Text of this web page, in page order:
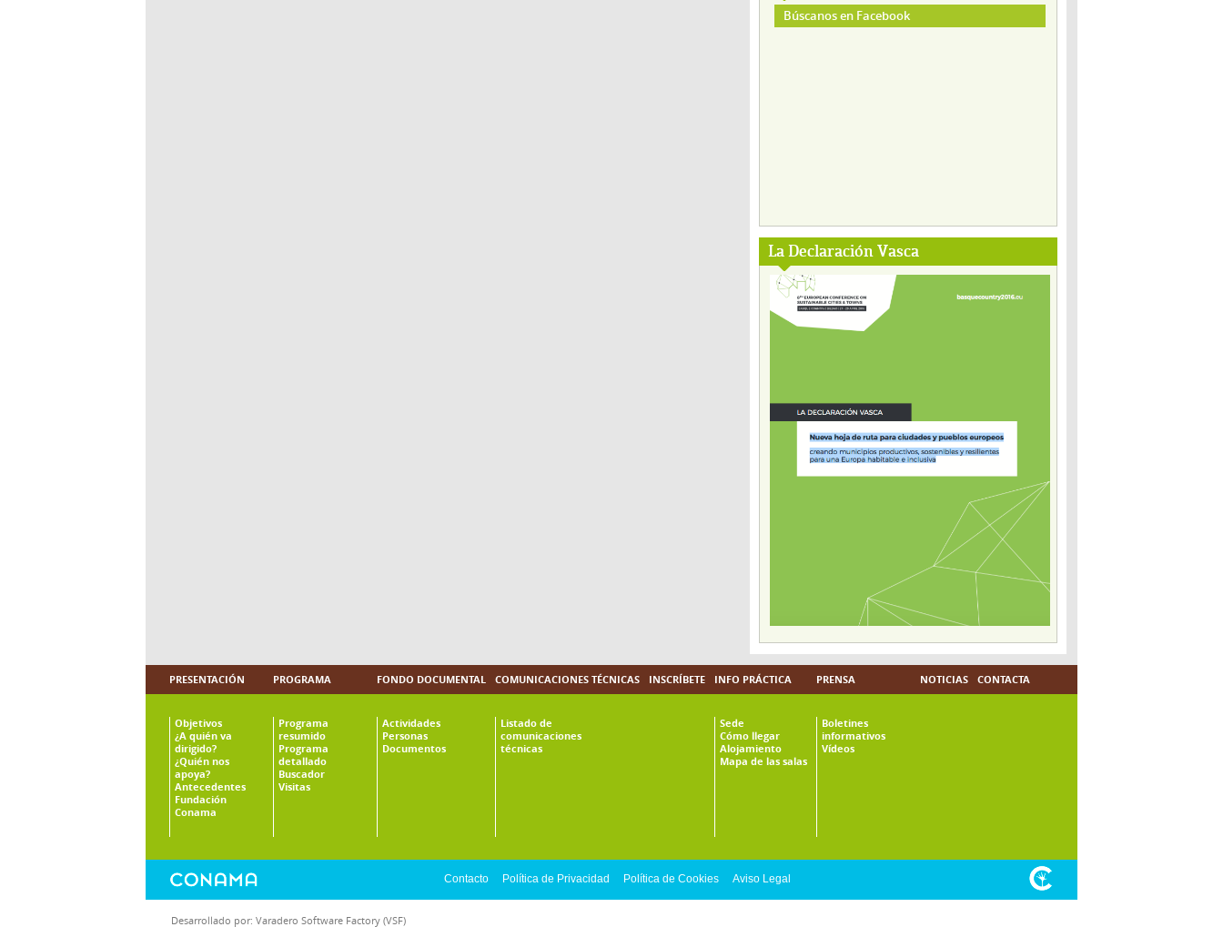
Búscanos en Facebook
La Declaración Vasca
PRESENTACIÓN
Objetivos
¿A quién va
dirigido?
¿Quién nos
apoya?
Antecedentes
Fundación
Conama
PROGRAMA
Programa
resumido
Programa
detallado
Buscador
Visitas
FONDO DOCUMENTAL
Actividades
Personas
Documentos
COMUNICACIONES TÉCNICAS
Listado de
comunicaciones
técnicas
INSCRÍBETE INFO PRÁCTICA
Sede
Cómo llegar
Alojamiento
Mapa de las salas
PRENSA
Boletines
informativos
Vídeos
NOTICIAS CONTACTA
Contacto Política de Privacidad Política de Cookies Aviso Legal
Desarrollado por: Varadero Software Factory (VSF)